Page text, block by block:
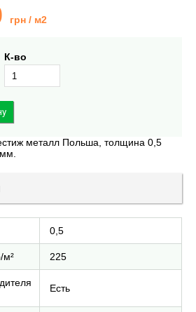
грн / м2
К-во
металл Польша, толщина 0,5
0,5
м² 225
Есть